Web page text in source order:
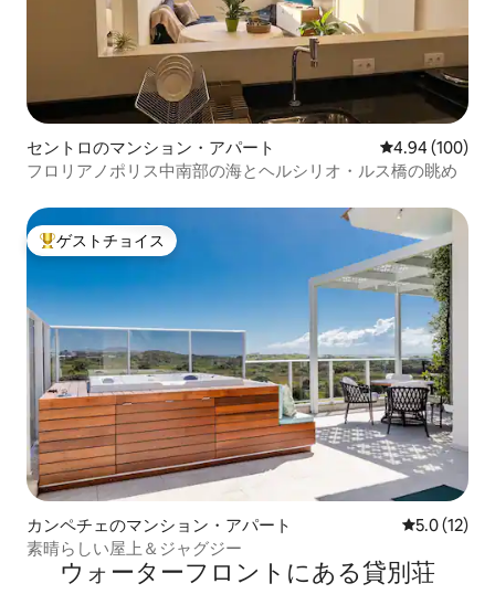
セントロのマンション・アパート レビュー100
4.94 (100)
フロリアノポリス中南部の海とヘルシリオ・ルス橋の眺め
大好評のゲストチョイスです。
ゲストチョイス
カンペチェのマンション・アパート レビュー12
5.0 (12)
素晴らしい屋上＆ジャグジー
ウォーターフロントにある貸別荘